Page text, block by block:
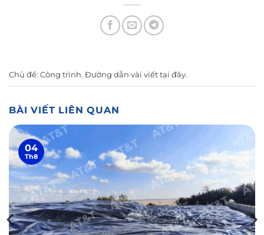
Chủ đề: Công trình. Đường dẫn vài viết tại đây.
BÀI VIẾT LIÊN QUAN
04
Th8